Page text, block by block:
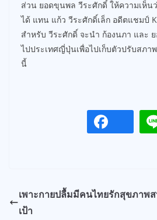
ส่วน ยอดขุนพล วีระศักดิ์ ให้ความเห็น
ได้ แทน แก้ว วีระศักดิ์เล็ก อดีตแชมป์
สำหรับ วีระศักดิ์ จะนำ ก้องนภา และ
ไปประเทศญี่ปุ่นเพื่อไปเก็บตัวปรับสภ
นี้
เพาะกายปลื้มมีคนไทยรักสุขภาพ
เป้า